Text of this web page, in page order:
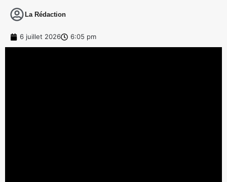
La Rédaction
6 juillet 2026 6:05 pm